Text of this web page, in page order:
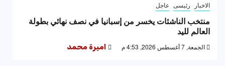
الاخبار رئيسى عاجل
منتخب الناشئات يخسر من إسبانيا في نصف نهائي بطولة
العالم لليد
الجمعة, 7 أغسطس 2026, 4:53 م اميرة محمد